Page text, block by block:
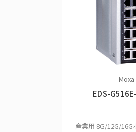
Moxa
EDS-
産業用 8G/12G/16G